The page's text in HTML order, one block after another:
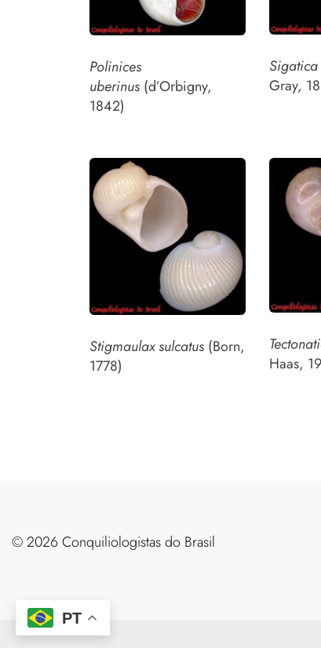
Polinices
uberinus (d’Orbigny,
1842)
Gray,
Stigmaulax sulcatus (Born,
1778)
Haas,
©️ 2026 Conquiliologistas do Brasil
PT